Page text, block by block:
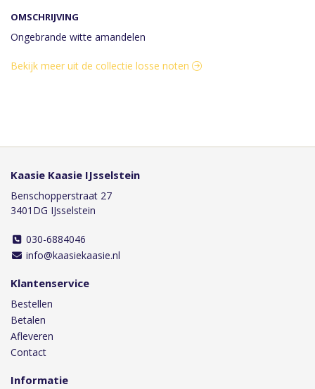
OMSCHRIJVING
Ongebrande witte amandelen
Bekijk meer uit de collectie losse noten
Kaasie Kaasie IJsselstein
Benschopperstraat 27
3401DG IJsselstein
030-6884046
info@kaasiekaasie.nl
Klantenservice
Bestellen
Betalen
Afleveren
Contact
Informatie